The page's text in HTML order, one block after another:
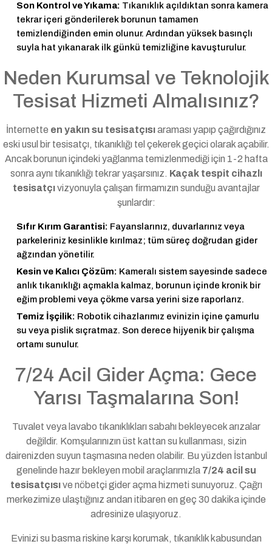
Son Kontrol ve Yıkama: Tıkanıklık açıldıktan sonra kamera
tekrar içeri gönderilerek borunun tamamen
temizlendiğinden emin olunur. Ardından yüksek basınçlı
suyla hat yıkanarak ilk günkü temizliğine kavuşturulur.
Neden Kurumsal ve Teknolojik
Tesisat Hizmeti Almalısınız?
İnternette en yakın su tesisatçısıaraması yapıp çağırdığınız
eski usul bir tesisatçı, tıkanıklığı tel çekerek geçici olarak açabilir.
Ancak borunun içindeki yağlanma temizlenmediği için 1-2 hafta
sonra aynı tıkanıklığı tekrar yaşarsınız. Kaçak tespit cihazlı
tesisatçıvizyonuyla çalışan firmamızın sunduğu avantajlar
şunlardır:
Sıfır Kırım Garantisi: Fayanslarınız, duvarlarınız veya
parkeleriniz kesinlikle kırılmaz; tüm süreç doğrudan gider
ağzından yönetilir.
Kesin ve Kalıcı Çözüm: Kameralı sistem sayesinde sadece
anlık tıkanıklığı açmakla kalmaz, borunun içinde kronik bir
eğim problemi veya çökme varsa yerini size raporlarız.
Temiz İşçilik: Robotik cihazlarımız evinizin içine çamurlu
su veya pislik sıçratmaz. Son derece hijyenik bir çalışma
ortamı sunulur.
7/24 Acil Gider Açma: Gece
Yarısı Taşmalarına Son!
Tuvalet veya lavabo tıkanıklıkları sabahı bekleyecek arızalar
değildir. Komşularınızın üst kattan su kullanması, sizin
dairenizden suyun taşmasına neden olabilir. Bu yüzden İstanbul
genelinde hazır bekleyen mobil araçlarımızla 7/24 acil su
tesisatçısıve nöbetçi gider açma hizmeti sunuyoruz. Çağrı
merkezimize ulaştığınız andan itibaren en geç 30 dakika içinde
adresinize ulaşıyoruz.
Evinizi su basma riskine karşı korumak, tıkanıklık kabusundan